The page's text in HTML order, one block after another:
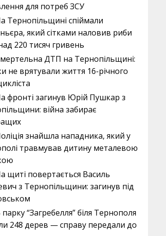
для потреб ЗСУ
Тернопільщині спіймали
який сітками наловив риби
220 тисяч гривень
ДТП на Тернопільщині:
не врятували життя 16-річного
фронті загинув Юрій Пушкар з
війна забирає
знайшла нападника, який у
травмував дитину металевою
щиті повертається Василь
з Тернопільщини: загинув під
парку “Загребелля” біля Тернополя
248 дерев — справу передали до